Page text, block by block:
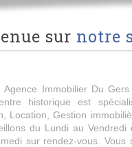
sur notre
Agence Immobilier Du
historique est
Location, Gestion
du Lundi au
sur rendez-vous. Vous